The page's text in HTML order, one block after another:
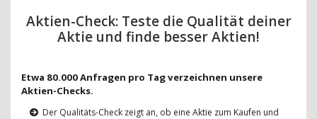
Aktien-Check: Teste die Qualität deiner
Aktie und finde besser Aktien!
Etwa 80.000 Anfragen pro Tag verzeichnen unsere
Aktien-Checks.
Der Qualitäts-Check zeigt an, ob eine Aktie zum Kaufen und